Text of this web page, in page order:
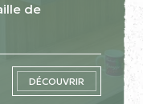
de
DÉCOUVRIR